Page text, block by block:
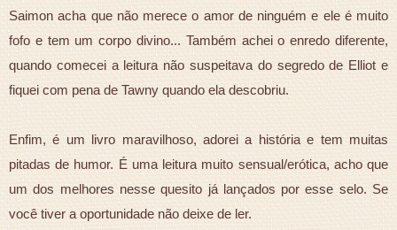
Saimon acha que não merece o amor de ninguém e ele é muito
fofo e tem um corpo divino... Também achei o enredo diferente,
quando comecei a leitura não suspeitava do segredo de Elliot e
fiquei com pena de Tawny quando ela descobriu.
Enfim, é um livro maravilhoso, adorei a história e tem muitas
pitadas de humor. É uma leitura muito sensual/erótica, acho que
um dos melhores nesse quesito já lançados por esse selo. Se
você tiver a oportunidade não deixe de ler.